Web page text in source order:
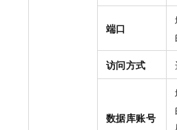
端口
访问方式
数据库账号